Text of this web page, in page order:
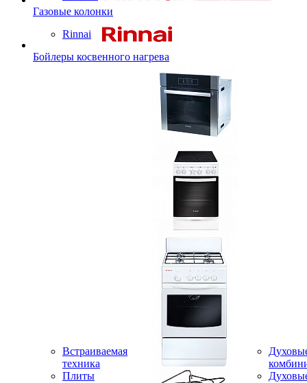
Газовые колонки
Rinnai
Бойлеры косвенного нагрева
Встраиваемая
техника
Плиты